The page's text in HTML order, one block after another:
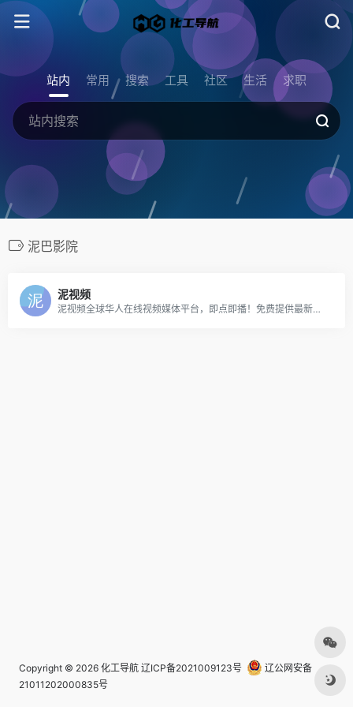
站内 常用 搜索 工具 社区 生活 求职
泥巴影院
泥视频
泥视频全球华人在线视频媒体平台，即点即播！免费提供最新高清的电影,电视剧,综艺,动漫,台剧,日剧,泰剧等。
Copyright © 2026 化工导航 辽ICP备2021009123号
辽公网安备
21011202000835号